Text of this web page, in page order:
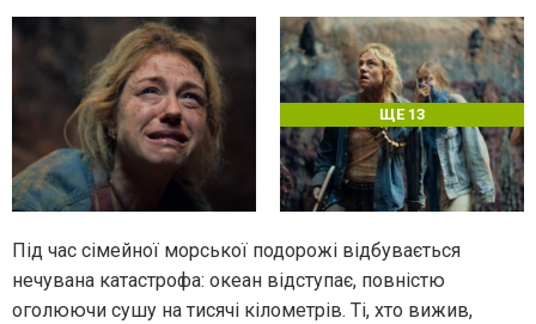
ЩЕ 13
Під час сімейної морської подорожі відбувається
нечувана катастрофа: океан відступає, повністю
оголюючи сушу на тисячі кілометрів. Ті, хто вижив,